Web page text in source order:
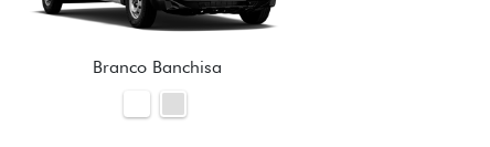
Branco Banchisa